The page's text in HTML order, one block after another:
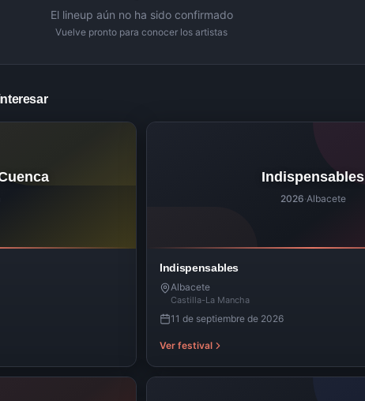
El lineup aún no ha sido confirmado
Vuelve pronto para conocer los artistas
Indispensables
2026·Albacete
Indispensables
Albacete
Castilla-La Mancha
11 de septiembre de 2026
Ver festival